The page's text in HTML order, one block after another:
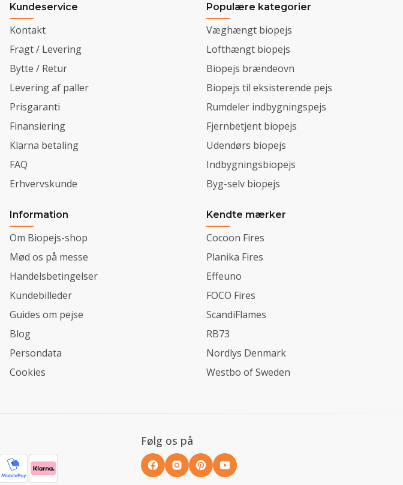
Kundeservice
Kontakt
Fragt / Levering
Bytte / Retur
Levering af paller
Prisgaranti
Finansiering
Klarna betaling
FAQ
Erhvervskunde
Information
Om Biopejs-shop
Mød os på messe
Handelsbetingelser
Kundebilleder
Guides om pejse
Blog
Persondata
Cookies
Populære kategorier
Væghængt biopejs
Lofthængt biopejs
Biopejs brændeovn
Biopejs til eksisterende pejs
Rumdeler indbygningspejs
Fjernbetjent biopejs
Udendørs biopejs
Indbygningsbiopejs
Byg-selv biopejs
Kendte mærker
Cocoon Fires
Planika Fires
Effeuno
FOCO Fires
ScandiFlames
RB73
Nordlys Denmark
Westbo of Sweden
Følg os på